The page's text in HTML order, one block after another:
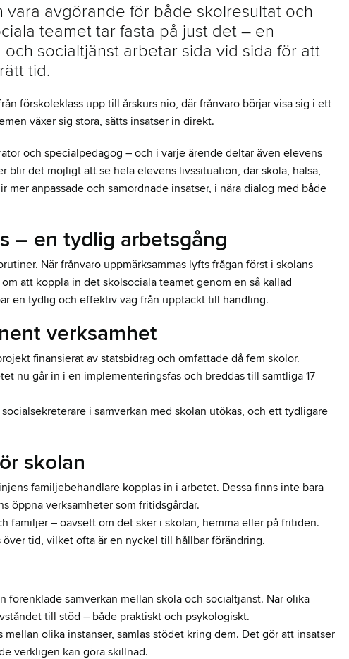
avgörande för både skolresultat och
teamet tar fasta på just det – en
socialtjänst arbetar sida vid sida för att
tid.
förskoleklass upp till årskurs nio, där frånvaro börjar visa sig i ett
växer sig stora, sätts insatser in direkt.
och specialpedagog – och i varje ärende deltar även elevens
blir det möjligt att se hela elevens livssituation, där skola, hälsa,
mer anpassade och samordnade insatser, i nära dialog med både
– en tydlig arbetsgång
När frånvaro uppmärksammas lyfts frågan först i skolans
att koppla in det skolsociala teamet genom en så kallad
en tydlig och effektiv väg från upptäckt till handling.
verksamhet
finansierat av statsbidrag och omfattade då fem skolor.
nu går in i en implementeringsfas och breddas till samtliga 17
i samverkan med skolan utökas, och ett tydligare
skolan
familjebehandlare kopplas in i arbetet. Dessa finns inte bara
öppna verksamheter som fritidsgårdar.
familjer – oavsett om det sker i skolan, hemma eller på fritiden.
tid, vilket ofta är en nyckel till hållbar förändring.
förenklade samverkan mellan skola och socialtjänst. När olika
till stöd – både praktiskt och psykologiskt.
olika instanser, samlas stödet kring dem. Det gör att insatser
verkligen kan göra skillnad.